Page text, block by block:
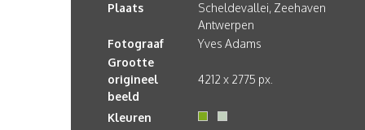
Plaats
Scheldevallei, Zeehaven
Antwerpen
Fotograaf
Yves Adams
Grootte
origineel
beeld
4212 x 2775 px.
Kleuren